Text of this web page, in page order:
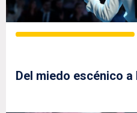
Del miedo escénico